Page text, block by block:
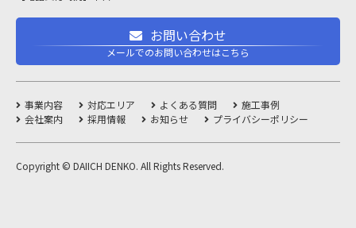
お問い合わせ
メールでのお問い合わせはこちら
事業内容 対応エリア よくある質問
施工事例
会社案内
採用情報 お知らせ プライバシーポリシー
Copyright © DAIICH DENKO. All Rights Reserved.